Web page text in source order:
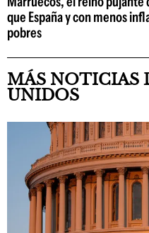
que España y con menos
pobres
MÁS NOTICIAS
UNIDOS